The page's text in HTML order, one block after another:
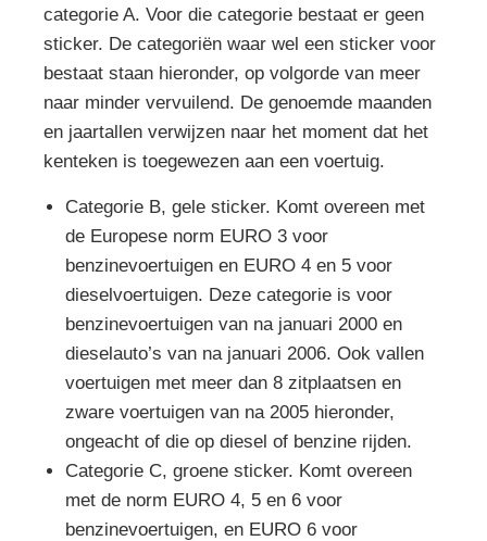
categorie A. Voor die categorie bestaat er geen
sticker. De categoriën waar wel een sticker voor
bestaat staan hieronder, op volgorde van meer
naar minder vervuilend. De genoemde maanden
en jaartallen verwijzen naar het moment dat het
kenteken is toegewezen aan een voertuig.
Categorie B, gele sticker. Komt overeen met
de Europese norm EURO 3 voor
benzinevoertuigen en EURO 4 en 5 voor
dieselvoertuigen. Deze categorie is voor
benzinevoertuigen van na januari 2000 en
dieselauto’s van na januari 2006. Ook vallen
voertuigen met meer dan 8 zitplaatsen en
zware voertuigen van na 2005 hieronder,
ongeacht of die op diesel of benzine rijden.
Categorie C, groene sticker. Komt overeen
met de norm EURO 4, 5 en 6 voor
benzinevoertuigen, en EURO 6 voor